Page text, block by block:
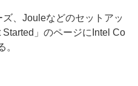
、Jouleなどのセットアッ
」のページにIntel Co
。